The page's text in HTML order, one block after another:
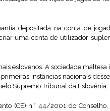
depositada na conta de
uma conta de utilizador
eslovenos. A sociedade
instâncias nacionais
Supremo Tribunal da Eslovénia.
(CE) n.° 44/2001 do